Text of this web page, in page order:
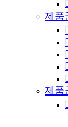
제품
제품